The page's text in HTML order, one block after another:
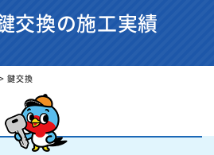
換の施工実績
鍵交換